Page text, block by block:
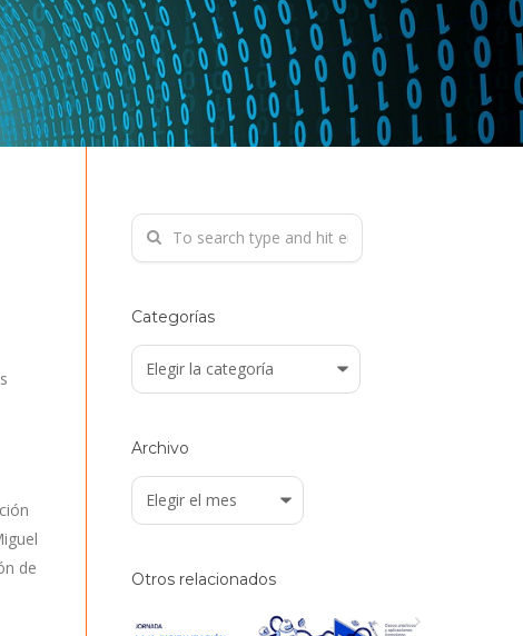
de
Categorías
Categorías
Archivo
Archivo
Otros relacionados